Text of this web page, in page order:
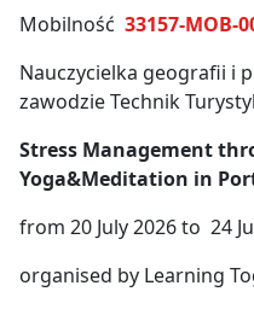
Mobilność 33157-MOB-
Nauczycielka geografii i
zawodzie Technik
Stress Management
Yoga&Meditation in
from 20 July 2026 to 24
organised by Learning